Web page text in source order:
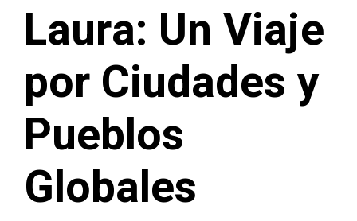
Laura: Un Viaje
por Ciudades y
Pueblos
Globales